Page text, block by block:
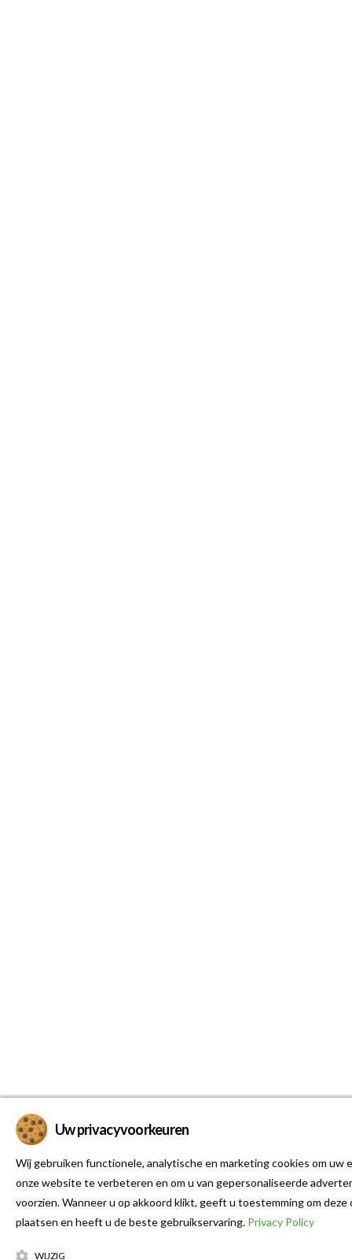
Uw privacyvoorkeuren
Wij gebruiken functionele, analytische en marketing cookies om uw
onze website te verbeteren en om u van gepersonaliseerde
voorzien. Wanneer u op akkoord klikt, geeft u toestemming om deze
plaatsen en heeft u de beste gebruikservaring. Privacy Policy
WIJZIG